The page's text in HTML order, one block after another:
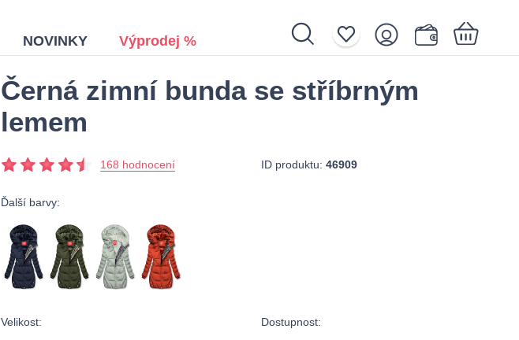
NOVINKY Výprodej %
Nákupní košík je prázdný.
Černá zimní bunda se stříbrným
lemem
168 hodnocení ID produktu: 46909
Dostupnost:
Ďalší barvy:
Velikost: